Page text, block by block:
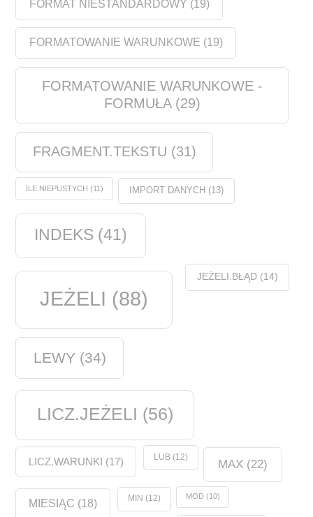
FORMAT NIESTANDARDOWY (19)
FORMATOWANIE WARUNKOWE (19)
FORMATOWANIE WARUNKOWE -
FORMUŁA(29)
FRAGMENT.TEKSTU (31)
ILE.NIEPUSTYCH (11) IMPORT DANYCH (13)
INDEKS (41)
JEŻELI (88)
JEŻELI.BŁĄD(14)
LEWY (34)
LICZ.JEŻELI (56)
LICZ.WARUNKI (17) LUB(12)
MAX(22)
MIESIĄC (18) MIN (12) MOD(10)